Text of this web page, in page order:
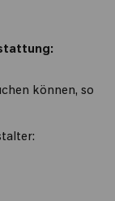
können, so